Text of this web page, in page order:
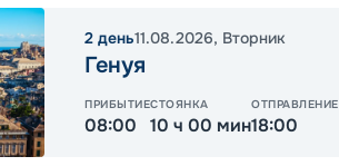
2 день11.08.2026, Вторник
Генуя
ПРИБЫТИЕ
08:00
СТОЯНКА
10 ч 00 мин
ОТПРАВЛЕНИЕ
18:00